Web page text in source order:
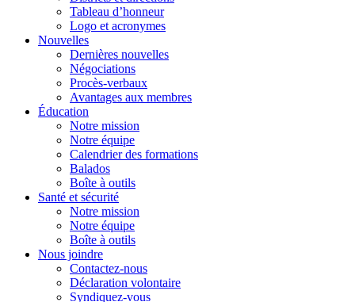
Tableau d’honneur
Logo et acronymes
Nouvelles
Dernières nouvelles
Négociations
Procès-verbaux
Avantages aux membres
Éducation
Notre mission
Notre équipe
Calendrier des formations
Balados
Boîte à outils
Santé et sécurité
Notre mission
Notre équipe
Boîte à outils
Nous joindre
Contactez-nous
Déclaration volontaire
Syndiquez-vous